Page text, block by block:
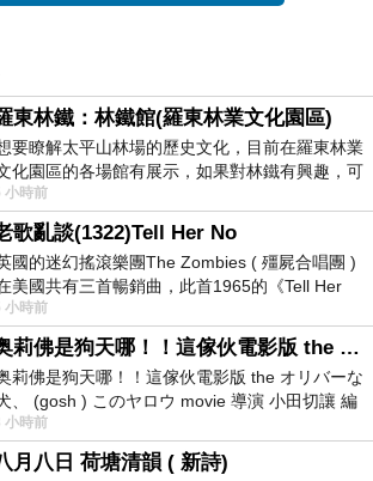
東林鐵：林鐵館(羅東林業文化園區)
要瞭解太平山林場的歷史文化，目前在羅東林業
化園區的各場館有展示，如果對林鐵有興趣，可
到林鐵館。 這裡展示從山下
小時前
歌亂談(1322)Tell Her No
國的迷幻搖滾樂團The Zombies ( 殭屍合唱團 )
美國共有三首暢銷曲，此首1965的《Tell Her
》即為其中之一，在告示牌百大單曲
小時前
奥莉佛是狗天哪！！這傢伙電影版 the オリバーな犬、 (gosh ) このヤロウ movie
莉佛是狗天哪！！這傢伙電影版 the オリバーな
、 (gosh ) このヤロウ movie 導演 小田切讓 編
: 小田切讓 主演: 小田切讓
小時前
月八日 荷塘清韻 ( 新詩)